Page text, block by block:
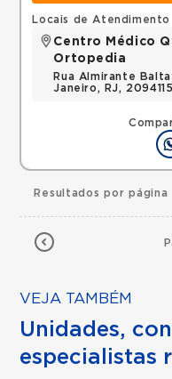
Locais de Atendimento
Centro Médico
Ortopedia
Rua Almirante
Janeiro, RJ,
Resultados por página
VEJA TAMBÉM
Unidades,
especialistas